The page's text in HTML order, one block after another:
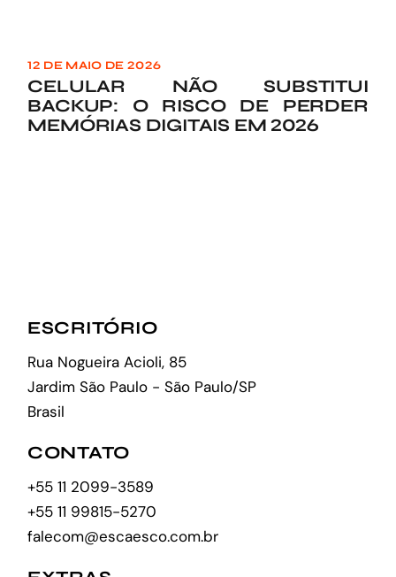
12 DE MAIO DE 2026
CELULAR NÃO SUBSTITUI
BACKUP: O RISCO DE PERDER
MEMÓRIAS DIGITAIS EM 2026
ESCRITÓRIO
Rua Nogueira Acioli, 85
Jardim São Paulo - São Paulo/SP
Brasil
CONTATO
+55 11 2099-3589
+55 11 99815-5270
falecom@escaesco.com.br